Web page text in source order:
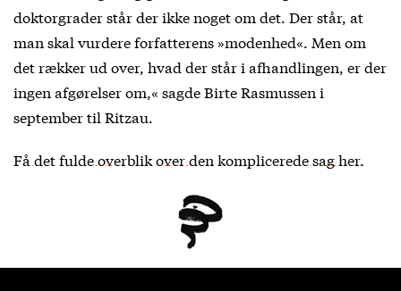
doktorgrader står der ikke noget om det. Der står, at
man skal vurdere forfatterens »modenhed«. Men om
det rækker ud over, hvad der står i afhandlingen, er der
ingen afgørelser om,« sagde Birte Rasmussen i
september til Ritzau.
Få det fulde overblik over den komplicerede sag her.